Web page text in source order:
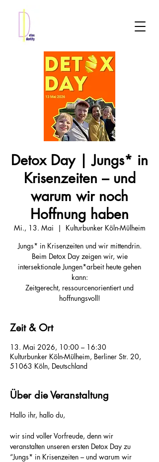
Detox Day | Jungs* in
Krisenzeiten – und
warum wir noch
Hoffnung haben
Mi., 13. Mai
  |
Kulturbunker Köln-Mülheim
Jungs* in Krisenzeiten und wir mittendrin.
Beim Detox Day zeigen wir, wie
intersektionale Jungen*arbeit heute gehen
kann:
Zeitgerecht, ressourcenorientiert und
hoffnungsvoll!
Zeit & Ort
13. Mai 2026, 10:00 – 16:30
Kulturbunker Köln-Mülheim, Berliner Str. 20,
51063 Köln, Deutschland
Über die Veranstaltung
Hallo ihr, hallo du,
wir sind voller Vorfreude, denn wir
veranstalten unseren ersten Detox Day zu
“Jungs* in Krisenzeiten – und warum wir